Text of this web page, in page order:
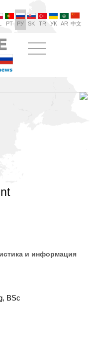
PT РУ SK TR УК AR 中文
и информация
BSc